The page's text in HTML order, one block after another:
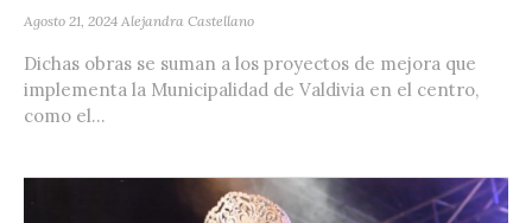
Agosto 21, 2024 Alejandra Castellano
Dichas obras se suman a los proyectos de mejora que
implementa la Municipalidad de Valdivia en el centro,
como el...